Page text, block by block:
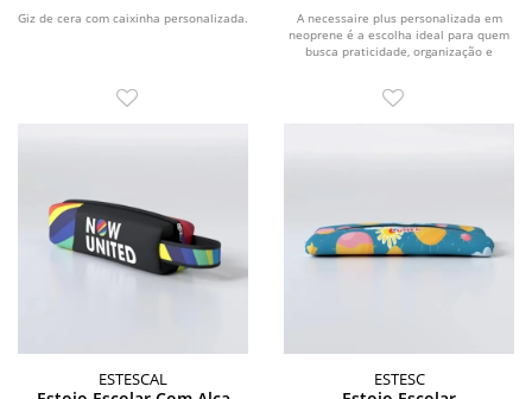
Giz de cera com caixinha personalizada.
A necessaire plus personalizada em
neoprene é a escolha ideal para quem
busca praticidade, organização e
ESTESCAL ESTESC